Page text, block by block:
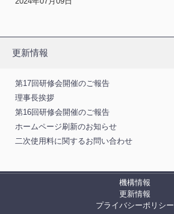
更新情報
第17回研修会開催のご報告
理事長挨拶
第16回研修会開催のご報告
ホームページ刷新のお知らせ
二次使用料に関するお問い合わせ
機構情報
更新情報
プライバシーポリシー